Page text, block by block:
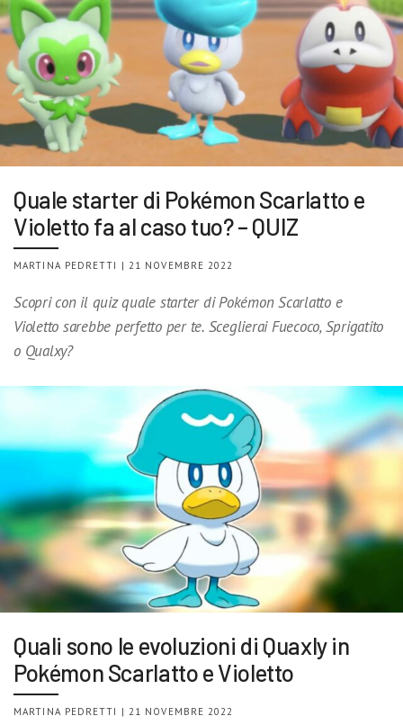
Quale starter di Pokémon Scarlatto e
Violetto fa al caso tuo? – QUIZ
MARTINA PEDRETTI | 21 NOVEMBRE 2022
Scopri con il quiz quale starter di Pokémon Scarlatto e
Violetto sarebbe perfetto per te. Sceglierai Fuecoco, Sprigatito
o Qualxy?
Quali sono le evoluzioni di Quaxly in
Pokémon Scarlatto e Violetto
MARTINA PEDRETTI | 21 NOVEMBRE 2022